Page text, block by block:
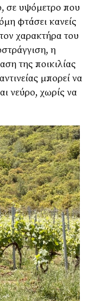
σε υψόμετρο που
φτάσει κανείς
χαρακτήρα του
η
της ποικιλίας
μπορεί να
νεύρο, χωρίς να